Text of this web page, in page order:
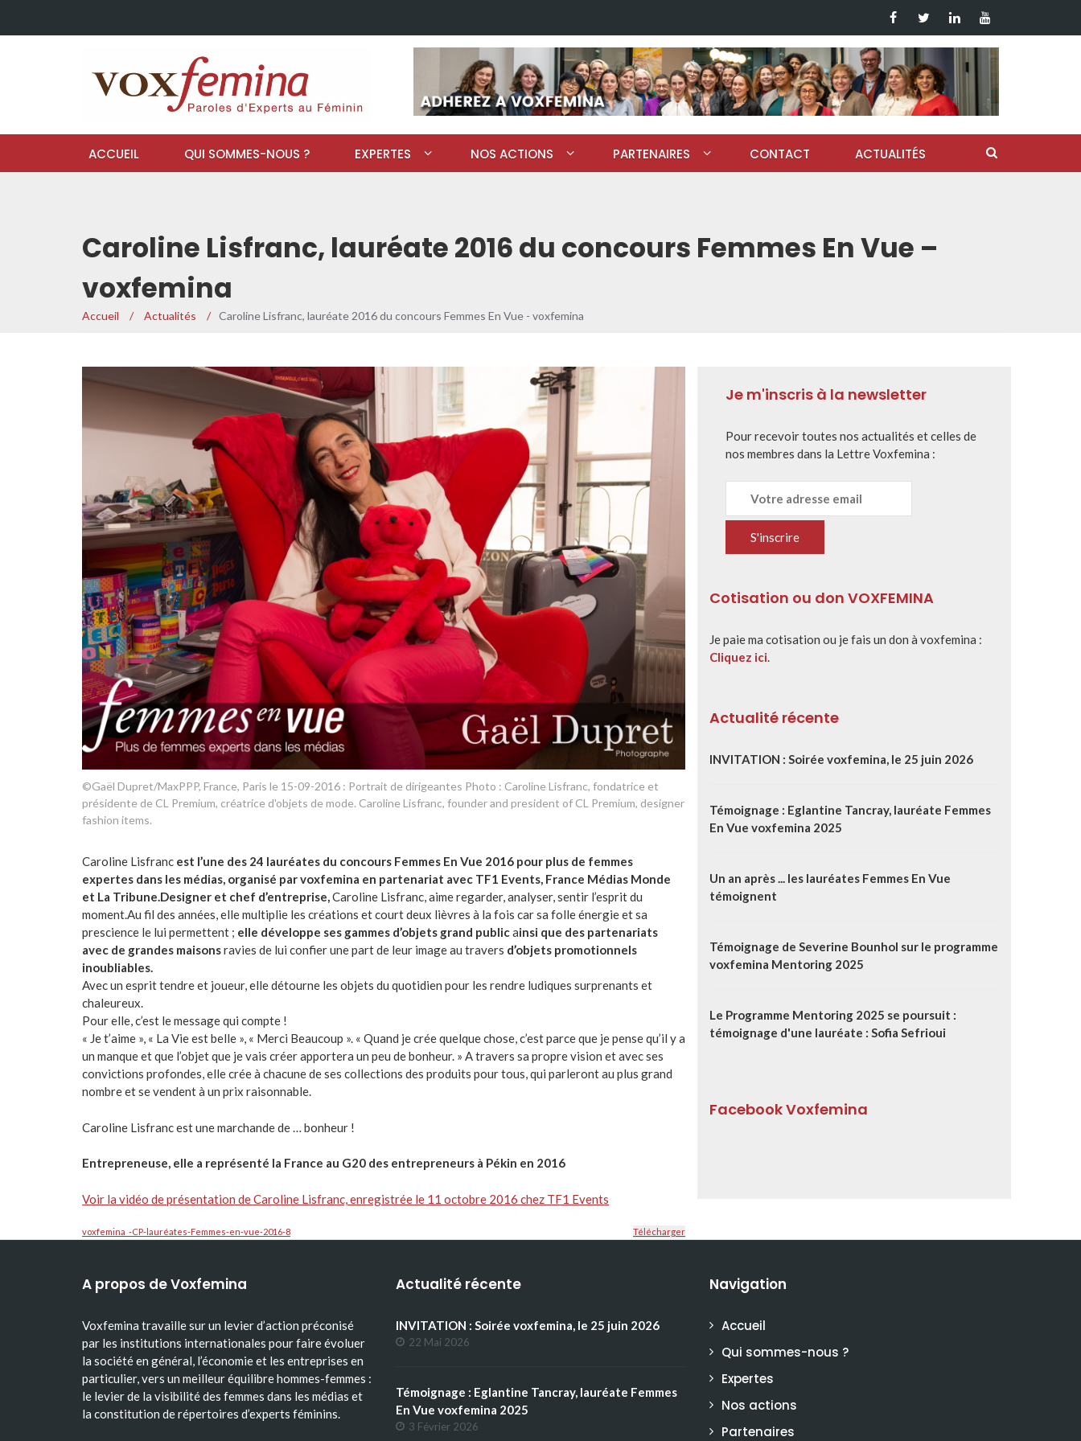
ACCUEIL QUI SOMMES-NOUS ? EXPERTES NOS ACTIONS PARTENAIRES CONTACT ACTUALITÉS
Caroline Lisfranc, lauréate 2016 du concours Femmes En Vue –
voxfemina
Accueil / Actualités / Caroline Lisfranc, lauréate 2016 du concours Femmes En Vue - voxfemina
©Gaël Dupret/MaxPPP, France, Paris le 15-09-2016 : Portrait de dirigeantes Photo : Caroline Lisfranc, fondatrice et
présidente de CL Premium, créatrice d'objets de mode. Caroline Lisfranc, founder and president of CL Premium, designer
fashion items.
Caroline Lisfranc est l’une des 24 lauréates du concours Femmes En Vue 2016 pour plus de femmes
expertes dans les médias, organisé par voxfemina en partenariat avec TF1 Events, France Médias Monde
et La Tribune.Designer et chef d’entreprise,Caroline Lisfranc, aime regarder, analyser, sentir l’esprit du
moment.Au fil des années, elle multiplie les créations et court deux lièvres à la fois car sa folle énergie et sa
prescience le lui permettent ; elle développe ses gammes d’objets grand publicainsi que des partenariats
avec de grandes maisonsravies de lui confier une part de leur image au travers d’objets promotionnels
inoubliables.
Avec un esprit tendre et joueur, elle détourne les objets du quotidien pour les rendre ludiques surprenants et
chaleureux.
Pour elle, c’est le message qui compte !
« Je t’aime », « La Vie est belle », « Merci Beaucoup ». « Quand je crée quelque chose, c’est parce que je pense qu’il y a
un manque et que l’objet que je vais créer apportera un peu de bonheur. » A travers sa propre vision et avec ses
convictions profondes, elle crée à chacune de ses collections des produits pour tous, qui parleront au plus grand
nombre et se vendent à un prix raisonnable.
Caroline Lisfranc est une marchande de … bonheur !
Entrepreneuse, elle a représenté la France au G20 des entrepreneurs à Pékin en 2016
Voir la vidéo de présentation de Caroline Lisfranc, enregistrée le 11 octobre 2016 chez TF1 Events
voxfemina_-CP-lauréates-Femmes-en-vue-2016-8 Télécharger
Je m'inscris à la newsletter
Pour recevoir toutes nos actualités et celles de
nos membres dans la Lettre Voxfemina :
Cotisation ou don VOXFEMINA
Je paie ma cotisation ou je fais un don à voxfemina :
Cliquez ici.
Actualité récente
INVITATION : Soirée voxfemina, le 25 juin 2026
Témoignage : Eglantine Tancray, lauréate Femmes
En Vue voxfemina 2025
Un an après ... les lauréates Femmes En Vue
témoignent
Témoignage de Severine Bounhol sur le programme
voxfemina Mentoring 2025
Le Programme Mentoring 2025 se poursuit :
témoignage d'une lauréate : Sofia Sefrioui
Facebook Voxfemina
A propos de Voxfemina
Voxfemina travaille sur un levier d’action préconisé
par les institutions internationales pour faire évoluer
la société en général, l’économie et les entreprises en
particulier, vers un meilleur équilibre hommes-femmes :
le levier de la visibilité des femmes dans les médias et
la constitution de répertoires d’experts féminins.
Actualité récente
INVITATION : Soirée voxfemina, le 25 juin 2026
22 Mai 2026
Témoignage : Eglantine Tancray, lauréate Femmes
En Vue voxfemina 2025
3 Février 2026
Navigation
Accueil
Qui sommes-nous ?
Expertes
Nos actions
Partenaires